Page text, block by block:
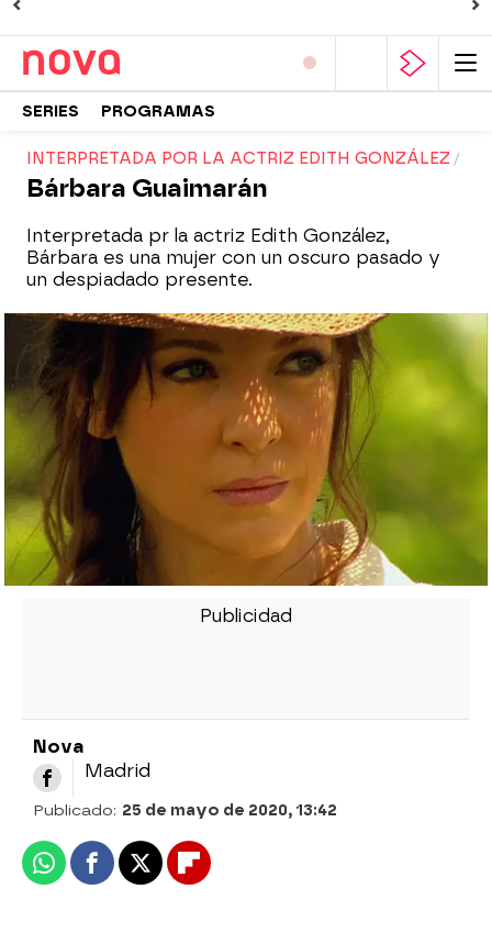
SERIES PROGRAMAS
INTERPRETADA POR LA ACTRIZ EDITH GONZÁLEZ
Bárbara Guaimarán
Interpretada pr la actriz Edith González,
Bárbara es una mujer con un oscuro pasado y
un despiadado presente.
Nova
Madrid
Publicado: 25 de mayo de 2020, 13:42
WhatsappFacebook
X Flipboard